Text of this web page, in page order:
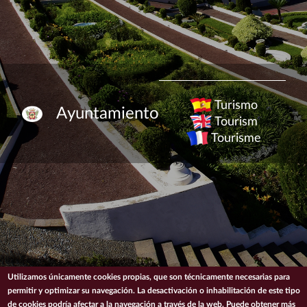
Ayuntamiento
Turismo
Tourism
Tourisme
Utilizamos únicamente cookies propias, que son técnicamente necesarias para
permitir y optimizar su navegación. La desactivación o inhabilitación de este tipo
de cookies podría afectar a la navegación a través de la web. Puede obtener más